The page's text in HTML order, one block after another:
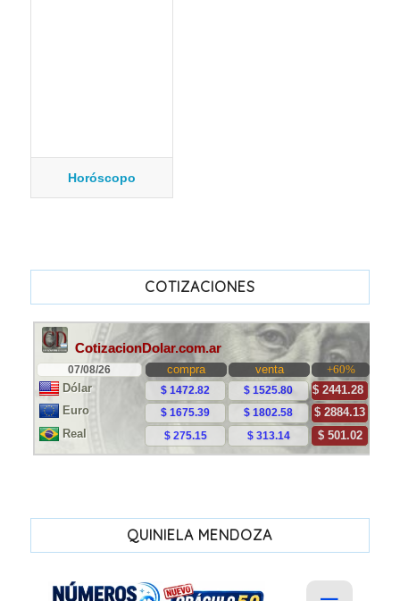
Horóscopo
COTIZACIONES
QUINIELA MENDOZA